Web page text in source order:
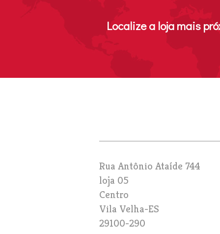
Localize a loja mais
Rua Antônio Ataíde 744
loja 05
Centro
Vila Velha-ES
29100-290